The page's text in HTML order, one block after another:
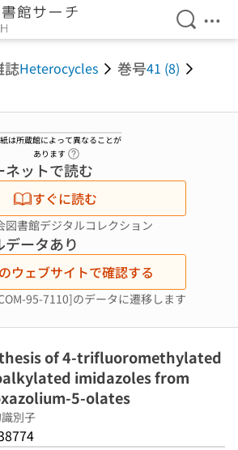
検索を
メ
誌Heterocycles 巻号41 (8)
は所蔵館によって異なることが
あります
ネットで読む
すぐに読む
図書館デジタルコレクション
ータあり
ウェブサイトで確認する
95-7110]のデータに遷移します
of 4-trifluoromethylated
imidazoles from
5-olates
別子